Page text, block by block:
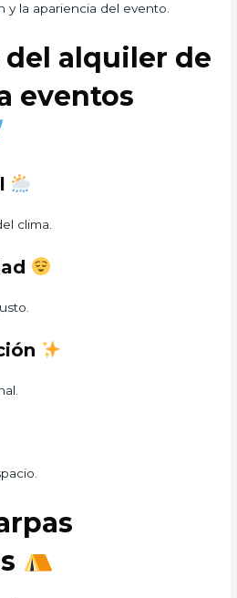
y la apariencia del evento.
alquiler de
eventos
clima.